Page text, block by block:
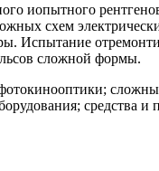
иопытного
схем
Испытание
сложной формы.
средства и